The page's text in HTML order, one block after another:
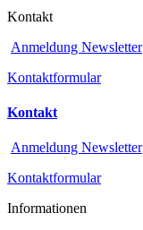
Kontakt
Anmeldung Newsletter
Kontaktformular
Kontakt
Anmeldung Newsletter
Kontaktformular
Informationen